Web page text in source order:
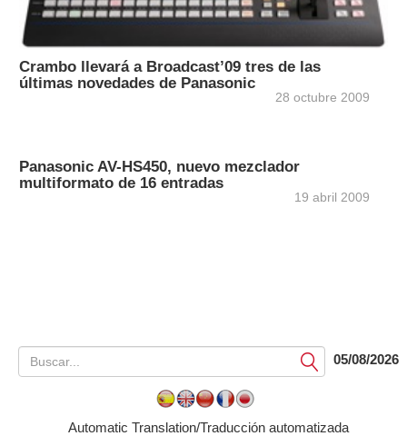
Crambo llevará a Broadcast’09 tres de las
últimas novedades de Panasonic
28 octubre 2009
Panasonic AV-HS450, nuevo mezclador
multiformato de 16 entradas
19 abril 2009
Submit05/08/2026
Automatic Translation/Traducción automatizada